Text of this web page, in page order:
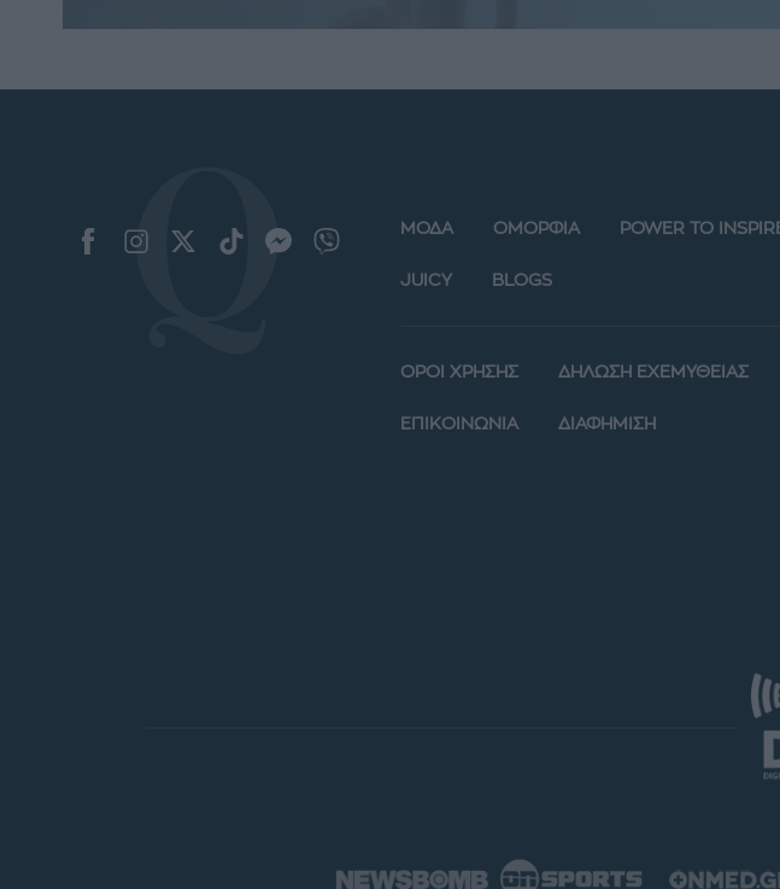
ΜΟΔΑ ΟΜΟΡΦΙΑ POWER TO
JUICY BLOGS
ΟΡΟΙ ΧΡΗΣΗΣ ΔΗΛΩΣΗ ΕΧΕΜΥΘΕΙΑΣ
ΕΠΙΚΟΙΝΩΝΙΑ ΔΙΑΦΗΜΙΣΗ